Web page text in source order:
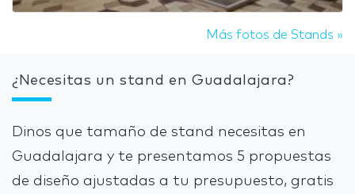
Más fotos de Stands »
¿Necesitas un stand en Guadalajara?
Dinos que tamaño de stand necesitas en
Guadalajara y te presentamos 5 propuestas
de diseño ajustadas a tu presupuesto, gratis